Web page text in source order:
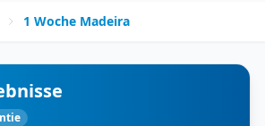
1 Woche Madeira